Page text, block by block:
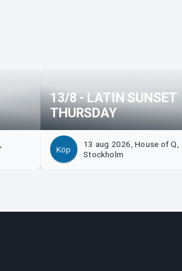
13/8 - LATIN SUNSET
THURSDAY
Köp
13 aug 2026, House of Q,
Stockholm